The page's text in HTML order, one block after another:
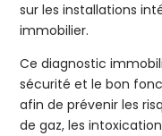
sur les installations
immobilier.
Ce diagnostic
sécurité et le bon
afin de prévenir les
de gaz, les